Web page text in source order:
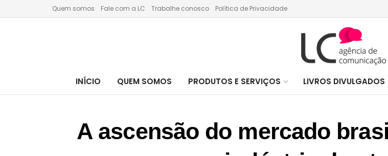
Quem somos Fale com a LC Trabalhe conosco Política de Privacidade
INÍCIO QUEM SOMOS PRODUTOS E SERVIÇOS LIVROS DIVULGADOS
A ascensão do mercado